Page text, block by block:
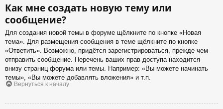
Как мне создать новую тему или
сообщение?
Для создания новой темы в форуме щёлкните по кнопке «Новая
тема». Для размещения сообщения в теме щёлкните по кнопке
«Ответить». Возможно, придётся зарегистрироваться, прежде чем
отправить сообщение. Перечень ваших прав доступа находится
внизу страниц форума или темы. Например: «Вы можете начинать
темы», «Вы можете добавлять вложения» и т.п.
Вернуться к началу